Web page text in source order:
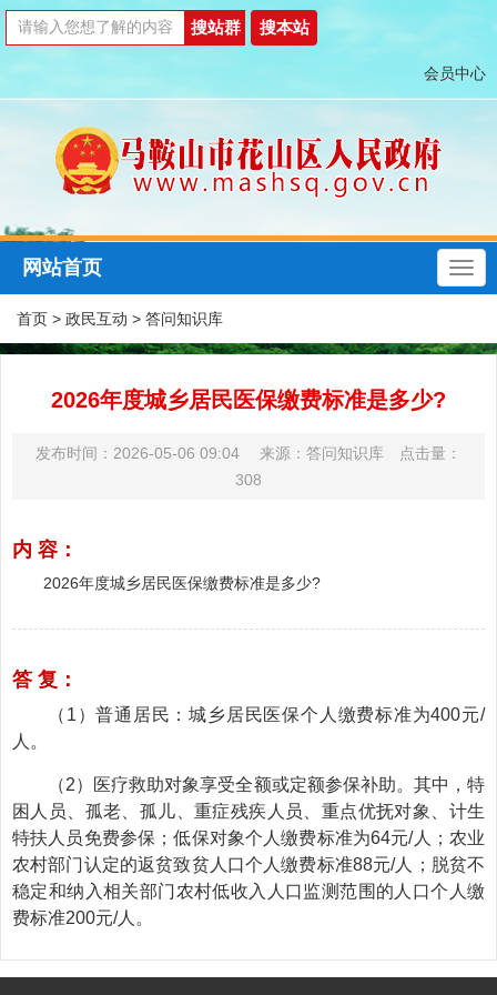
会员中心
网站首页
首页 > 政民互动 > 答问知识库
2026年度城乡居民医保缴费标准是多少?
发布时间：2026-05-06 09:04 来源：答问知识库 点击量：
308
内 容：
2026年度城乡居民医保缴费标准是多少?
答 复：
（ 1 ）普通居民：城乡居民医保个人缴费标准为400元/
人。
（2）医疗救助对象享受全额或定额参保补助。其中，特
困人员、孤老、孤儿、重症残疾人员、重点优抚对象、计生
特扶人员免费参保；低保对象个人缴费标准为64元/人；农业
农村部门认定的返贫致贫人口个人缴费标准88元/人；脱贫不
稳定和纳入相关部门农村低收入人口监测范围的人口个人缴
费标准200元/人。